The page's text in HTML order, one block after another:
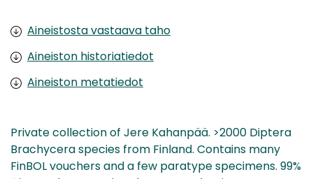
Aineistosta vastaava taho
Aineiston historiatiedot
Aineiston metatiedot
Private collection of Jere Kahanpää. >2000 Diptera
Brachycera species from Finland. Contains many
FinBOL vouchers and a few paratype specimens. 99%